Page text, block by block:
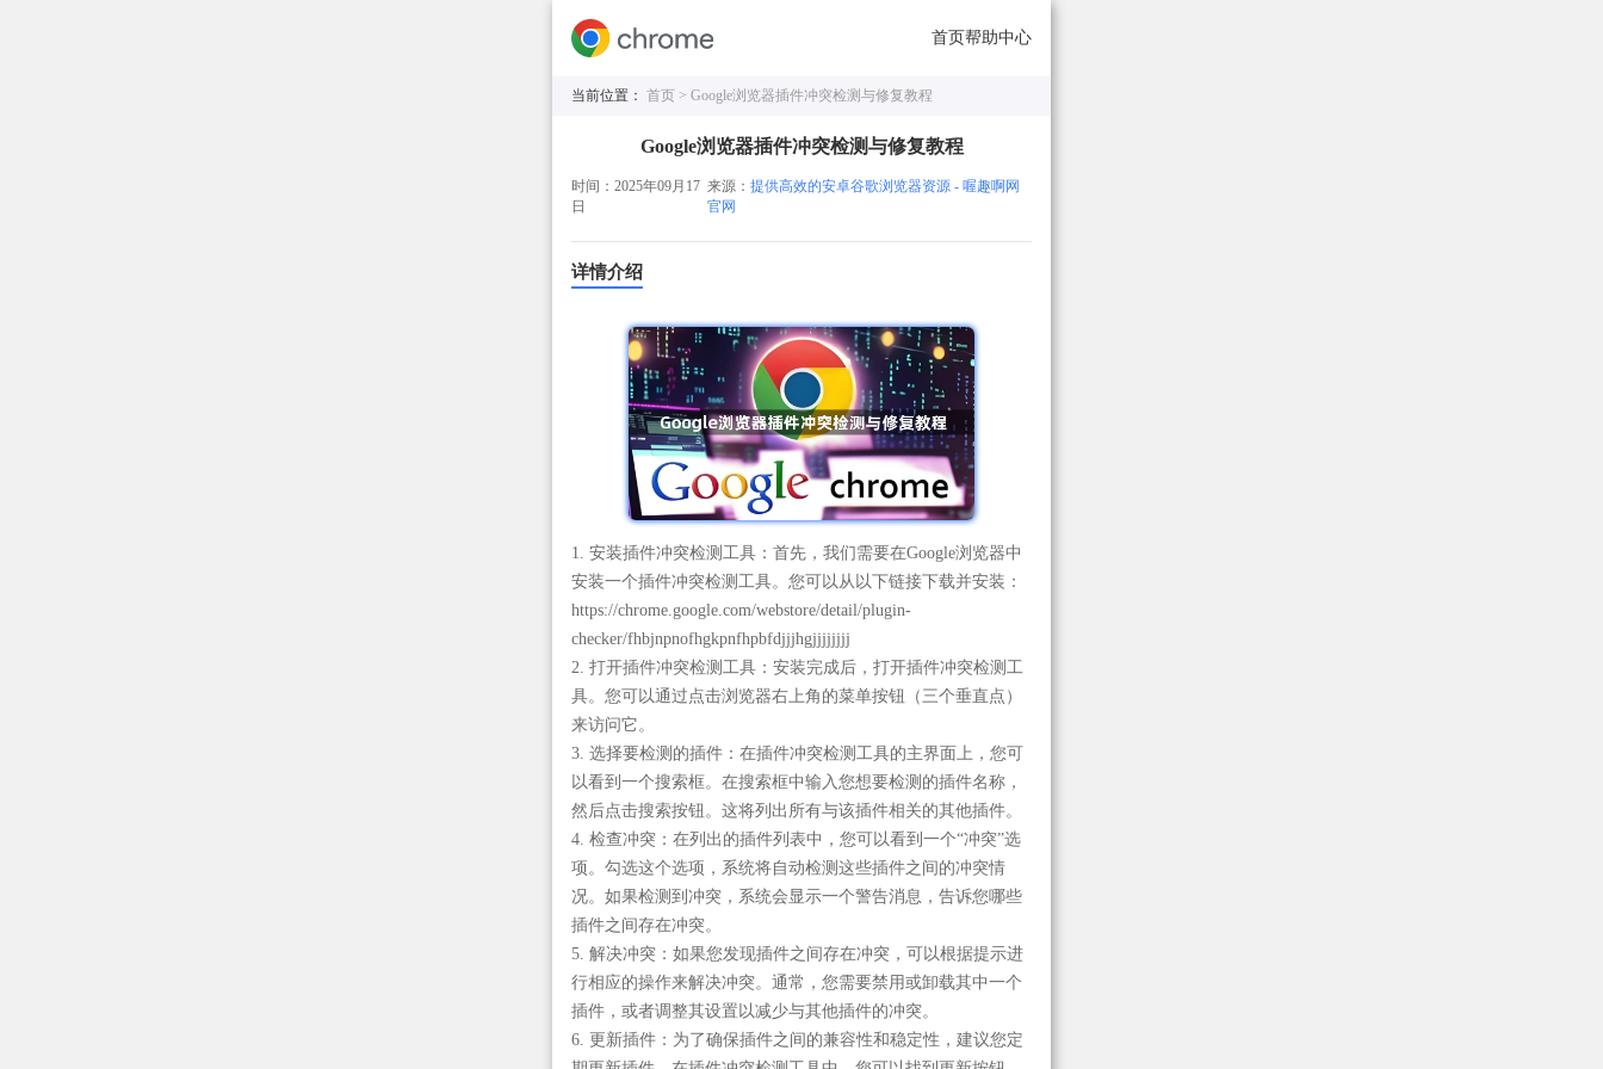
首页帮助中心
当前位置： 首页 > Google浏览器插件冲突检测与修复教程
Google浏览器插件冲突检测与修复教程
时间：2025年09月17
日
来源：提供高效的安卓谷歌浏览器资源 - 喔趣啊网
官网
详情介绍
1. 安装插件冲突检测工具：首先，我们需要在Google浏览器中
安装一个插件冲突检测工具。您可以从以下链接下载并安装：
https://chrome.google.com/webstore/detail/plugin-
checker/fhbjnpnofhgkpnfhpbfdjjjhgjjjjjjjj
2. 打开插件冲突检测工具：安装完成后，打开插件冲突检测工
具。您可以通过点击浏览器右上角的菜单按钮（三个垂直点）
来访问它。
3. 选择要检测的插件：在插件冲突检测工具的主界面上，您可
以看到一个搜索框。在搜索框中输入您想要检测的插件名称，
然后点击搜索按钮。这将列出所有与该插件相关的其他插件。
4. 检查冲突：在列出的插件列表中，您可以看到一个“冲突”选
项。勾选这个选项，系统将自动检测这些插件之间的冲突情
况。如果检测到冲突，系统会显示一个警告消息，告诉您哪些
插件之间存在冲突。
5. 解决冲突：如果您发现插件之间存在冲突，可以根据提示进
行相应的操作来解决冲突。通常，您需要禁用或卸载其中一个
插件，或者调整其设置以减少与其他插件的冲突。
6. 更新插件：为了确保插件之间的兼容性和稳定性，建议您定